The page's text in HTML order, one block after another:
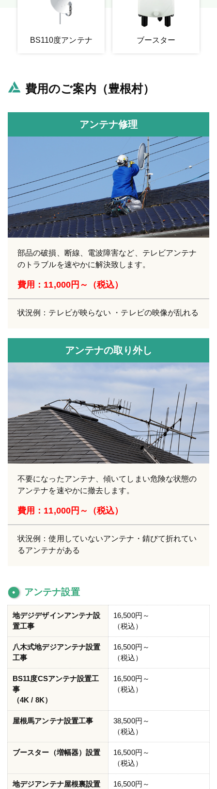
BS110度アンテナ ブースター
費用のご案内（豊根村）
アンテナ修理
部品の破損、断線、電波障害など、テレビアンテナ
のトラブルを速やかに解決致します。
費用：11,000円～（税込）
状況例：テレビが映らない ・テレビの映像が乱れる
アンテナの取り外し
不要になったアンテナ、傾いてしまい危険な状態の
アンテナを速やかに撤去します。
費用：11,000円～（税込）
状況例：使用していないアンテナ・錆びて折れてい
るアンテナがある
アンテナ設置
地デジデザインアンテナ設
置工事
16,500円～
（税込）
八木式地デジアンテナ設置
工事
16,500円～
（税込）
BS11度CSアンテナ設置工
事
（4K / 8K）
16,500円～
（税込）
屋根馬アンテナ設置工事
38,500円～
（税込）
ブースター（増幅器）設置
16,500円～
（税込）
地デジアンテナ屋根裏設置 16,500円～